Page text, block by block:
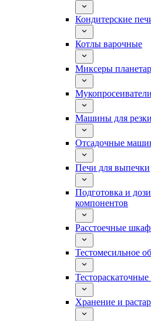
Кондитерские
Котлы варочные
Миксеры
Мукопросеиватели
Машины для резки
Отсадочные
Печи для выпечки
Подготовка и
компонентов
Расстоечные
Тестомесильное
Хранение и